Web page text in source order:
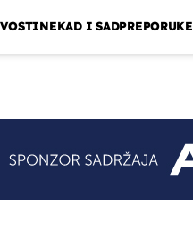
NEKAD I SADPREPORUKE